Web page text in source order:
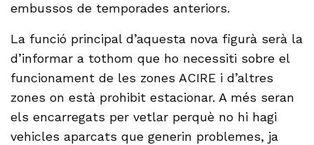
embussos de temporades anteriors.
La funció principal d’aquesta nova figurà serà la
d’informar a tothom que ho necessiti sobre el
funcionament de les zones ACIRE i d’altres
zones on està prohibit estacionar. A més seran
els encarregats per vetlar perquè no hi hagi
vehicles aparcats que generin problemes, ja